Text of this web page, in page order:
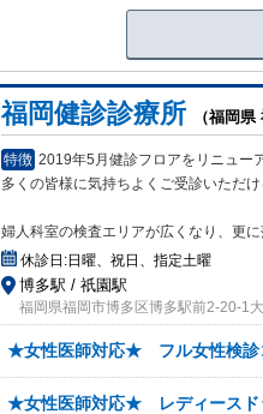
福岡健診診療所 （福岡県
特徴 2019年5月健診フロアをリニュー
多くの皆様に気持ちよくご受診いただ
婦人科室の検査エリアが広くなり、更
休診日:日曜、祝日、指定土曜
博多駅 / 祇園駅
福岡県福岡市博多区博多駅前2-20-1
★女性医師対応★ フル女性検診
★女性医師対応★ レディースド